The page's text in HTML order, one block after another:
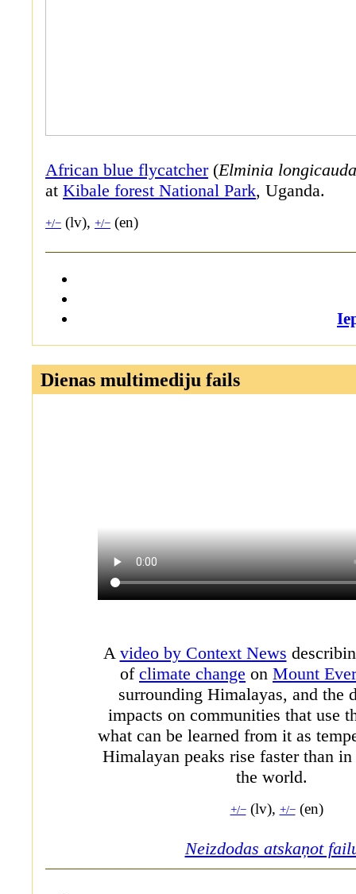
African blue flycatcher(Elminia longicauda
at Kibale forest National Park, Uganda.
+/− (lv), +/− (en)
Dienas multimediju fails
A video by Context News
of climate change on Mount
surrounding Himalayas, and the
impacts on communities that use
what can be learned from it as
Himalayan peaks rise faster than
the world.
+/−(lv), +/−(en)
Neizdodas atskaņot